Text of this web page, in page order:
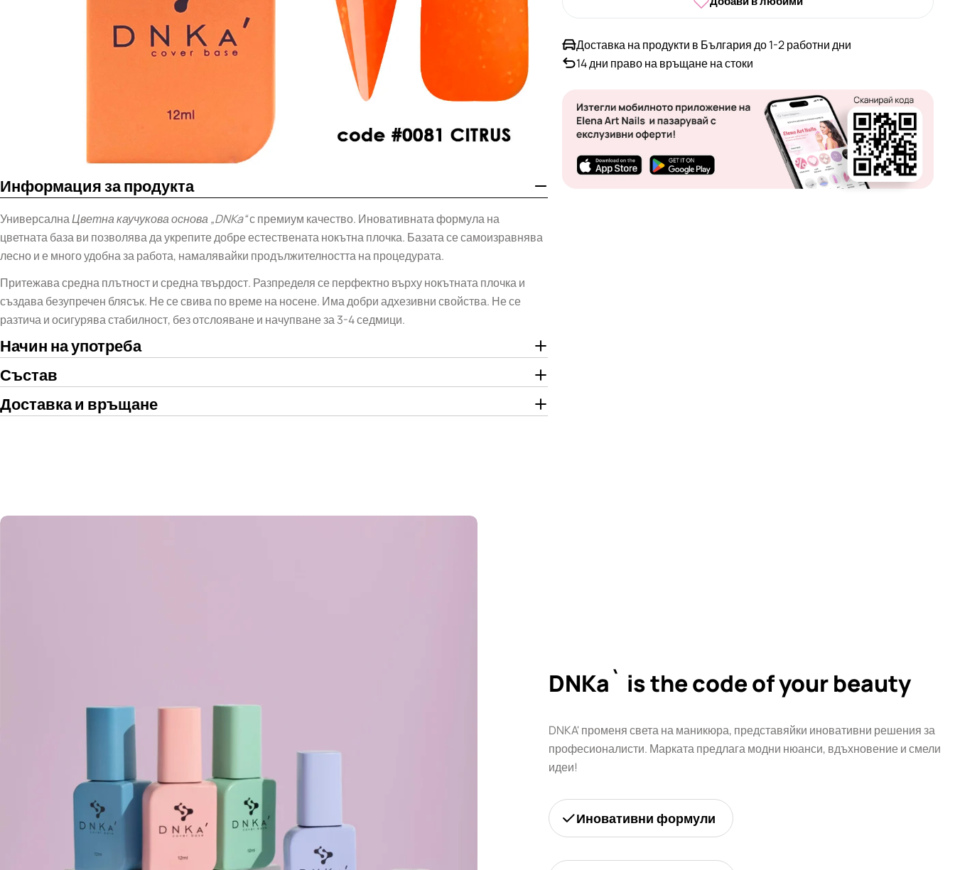
Отвори медия 1 в прозорец
Информация за продукта
УниверсалнаЦветна каучукова основа„DNKa“с премиум качество. Иновативната формула на
цветната база ви позволява да укрепите добре естествената нокътна плочка. Базата се самоизравнява
лесно и е много удобна за работа, намалявайки продължителността на процедурата.
Притежава средна плътност и средна твърдост. Разпределя се перфектно върху нокътната плочка и
създава безупречен блясък. Не се свива по време на носене. Има добри адхезивни свойства. Не се
разтича и осигурява стабилност, без отслояване и начупване за 3-4 седмици.
Начин на употреба
Състав
Доставка и връщане
Доставка на продукти в България до 1-2 работни дни
14 дни право на връщане на стоки
DNKa` is the code of your beauty
DNKA' променя света на маникюра, представяйки иновативни решения за
професионалисти. Марката предлага модни нюанси, вдъхновение и смели
идеи!
Иновативни формули